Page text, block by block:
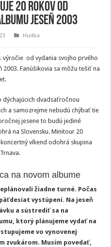
20 rokov od
Jeseň 2003
Hudba
výročie od vydania svojho prvého
Fanúšikovia sa môžu tešiť na
dýchajúcich dvadsaťročnou
a samozrejme nebudú chýbať tie
jesene to budú jediné
na Slovensku. Minitour 20
víkend odohrá skupina
na novom albume
žiadne turné. Počas
vystúpení. Na jeseň
a sústrediť sa na
ktorý plánujeme vydať na
vo vynovenej
zvukárom. Musím povedať,